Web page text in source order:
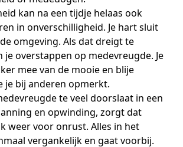
kan na een tijdje helaas ook
in onverschilligheid. Je hart sluit
omgeving. Als dat dreigt te
je overstappen op medevreugde. Je
mee van de mooie en blije
je bij anderen opmerkt.
te veel doorslaat in een
en opwinding, zorgt dat
weer voor onrust. Alles in het
vergankelijk en gaat voorbij.